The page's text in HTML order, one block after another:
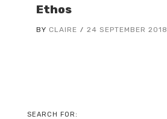
Ethos
BY CLAIRE 24 SEPTEMBER 2018
SEARCH FOR: